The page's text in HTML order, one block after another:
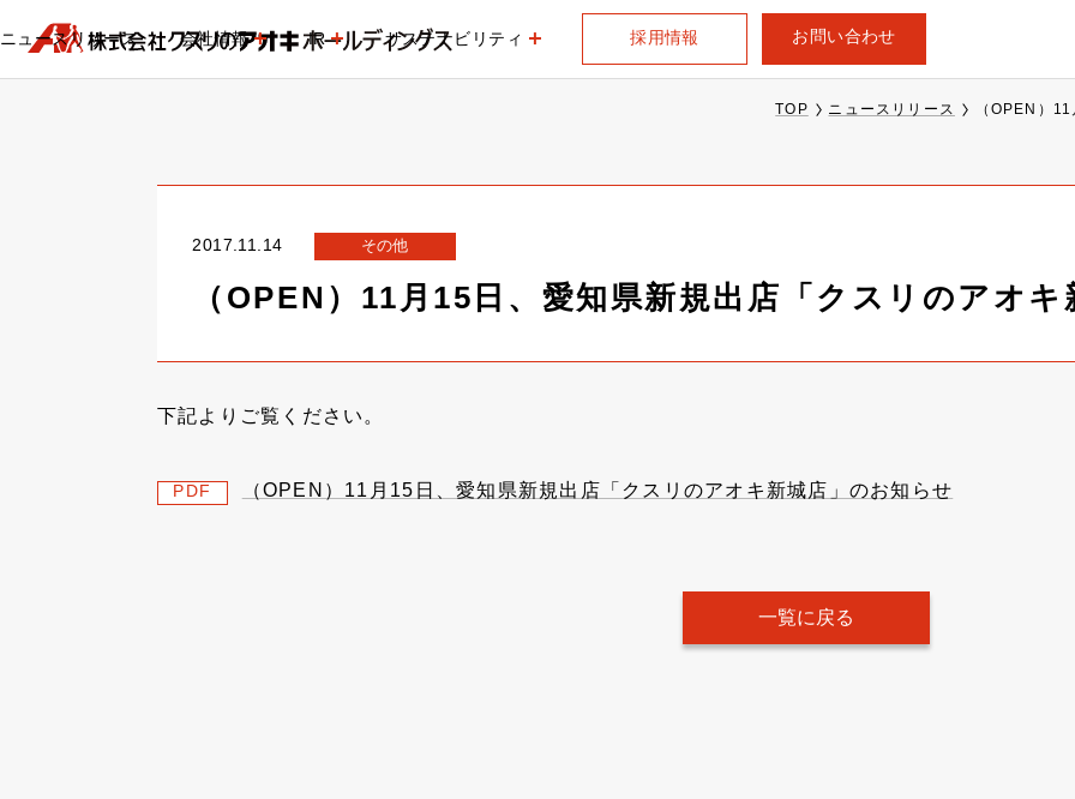
ニュースリリース 会社情報 IR サステナビリティ 採用情報 お問い合わせ
TOP ニュースリリース （OPEN）
2017.11.14 その他
（OPEN）11月15日、愛知県新規出店「クスリのアオ
下記よりご覧ください。
PDF （OPEN）11月15日、愛知県新規出店「クスリのアオキ新城店」のお知らせ
一覧に戻る